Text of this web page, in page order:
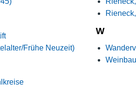
Frühe Neuzeit)
W